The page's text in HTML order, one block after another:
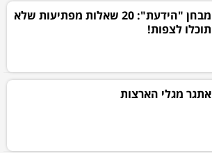
מבחן "הידעת": 20 שאלות מפתיעות שלא
תוכלו לצפות!
אתגר מגלי הארצות